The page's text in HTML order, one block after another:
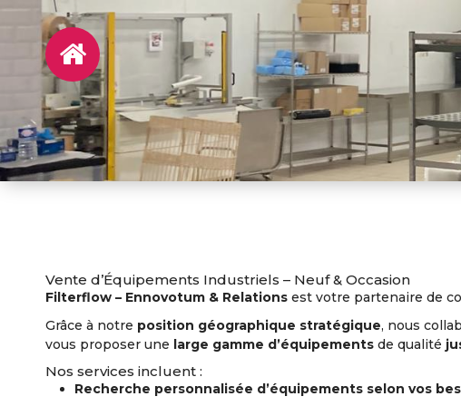
Vente d’Équipements Industriels – Neuf & Occasion
Filterflow – Ennovotum & Relations est votre partenaire de
Grâce à notre position géographique stratégique, nous
vous proposer une large gamme d’équipements de qualité
Nos services incluent :
Recherche personnalisée d’équipements selon vos